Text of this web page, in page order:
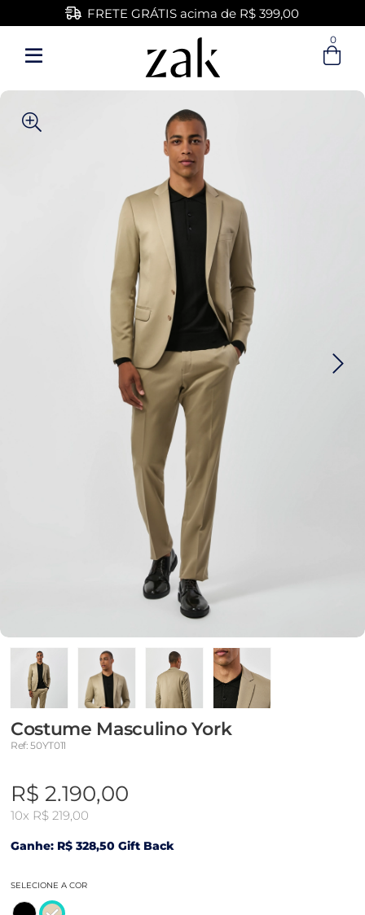
Entre com email ou cpf/cnpj
Criar nova conta
FRETE GRÁTIS acima de R$ 399,00
0
Costume Masculino York
Ref: 50YT011
R$ 2.190,00
10x R$ 219,00
Ganhe: R$ 328,50 Gift Back
SELECIONE A COR